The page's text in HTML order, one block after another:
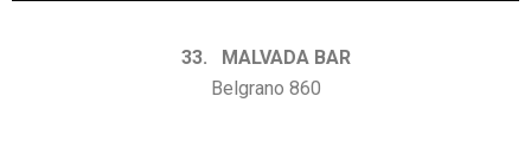
33. MALVADA BAR
Belgrano 860